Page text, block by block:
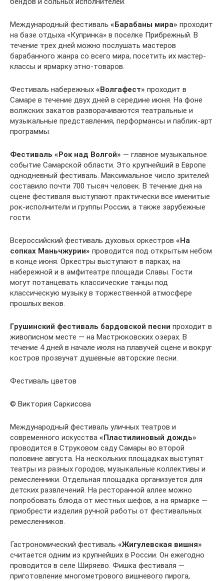
Международный фестиваль «Барабаны мира» проходит
на базе отдыха «Купринка» в поселке Прибрежный. В
течение трех дней можно послушать мастеров
барабанного жанра со всего мира, посетить их мастер-
классы и ярмарку этно-товаров.
Фестиваль набережных «Волгафест» проходит в
Самаре в течение двух дней в середине июня. На фоне
волжских закатов разворачиваются театральные и
музыкальные представления, перформансы и паблик-арт
программы.
Фестиваль «Рок над Волгой» — главное музыкальное
событие Самарской области. Это крупнейший в Европе
однодневный фестиваль. Максимальное число зрителей
составило почти 700 тысяч человек. В течение дня на
сцене фестиваля выступают практически все именитые
рок-исполнители и группы России, а также зарубежные
гости.
Всероссийский фестиваль духовых оркестров «На
сопках Маньчжурии» проводится под открытым небом
в конце июня. Оркестры выступают в парках, на
набережной и в амфитеатре площади Славы. Гости
могут потанцевать классические танцы под
классическую музыку в торжественной атмосфере
прошлых веков.
Грушинский фестиваль бардовской песни проходит в
живописном месте — на Мастрюковских озерах. В
течение 4 дней в начале июля на плавучей сцене и вокруг
костров прозвучат душевные авторские песни.
Фестиваль цветов
© Виктория Саркисова
Международный фестиваль уличных театров и
современного искусства «Пластилиновый дождь»
проводится в Струковом саду Самары во второй
половине августа. На нескольких площадках выступят
театры из разных городов, музыкальные коллективы и
ремесленники. Отдельная площадка организуется для
детских развлечений. На ресторанной аллее можно
попробовать блюда от местных шефов, а на ярмарке —
приобрести изделия ручной работы от фестивальных
ремесленников.
Гастрономический фестиваль «Жигулевская вишня»
считается одним из крупнейших в России. Он ежегодно
проводится в селе Ширяево. Фишка фестиваля —
приготовление многометрового вишневого пирога,